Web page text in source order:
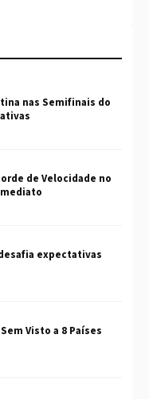
nas Semifinais do
de Velocidade no
expectativas
Visto a 8 Países